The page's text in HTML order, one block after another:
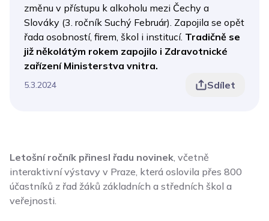
změnu v přístupu k alkoholu mezi Čechy a
Slováky (3. ročník Suchý Február). Zapojila se opět
řada osobností, firem, škol i institucí. Tradičně se
již několátým rokem zapojilo i Zdravotnické
zařízení Ministerstva vnitra.
5.3.2024 Sdílet
Letošní ročník přinesl řadu novinek, včetně
interaktivní výstavy v Praze, která oslovila přes 800
účastníků z řad žáků základních a středních škol a
veřejnosti.